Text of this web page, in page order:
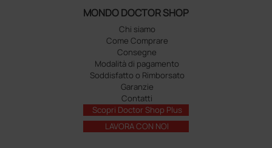
MONDO DOCTOR SHOP
Chi siamo
Come Comprare
Consegne
Modalità di pagamento
Soddisfatto o Rimborsato
Garanzie
Contatti
Scopri Doctor Shop Plus
LAVORA CON NOI